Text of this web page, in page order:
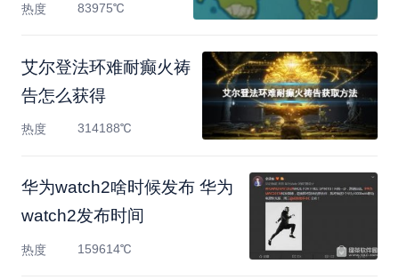
热度 83975℃
艾尔登法环难耐癫火祷
告怎么获得
热度 314188℃
华为watch2啥时候发布 华为
watch2发布时间
热度 159614℃